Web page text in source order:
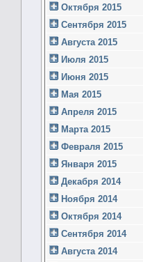
Октября 2015
Сентября 2015
Августа 2015
Июля 2015
Июня 2015
Мая 2015
Апреля 2015
Марта 2015
Февраля 2015
Января 2015
Декабря 2014
Ноября 2014
Октября 2014
Сентября 2014
Августа 2014